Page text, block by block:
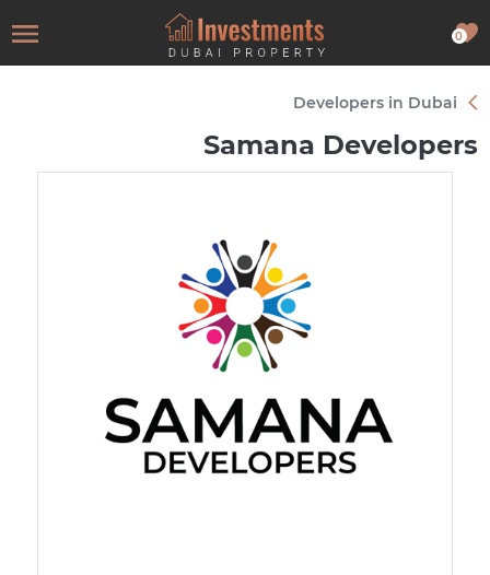
0
Developers in Dubai
Samana Developers